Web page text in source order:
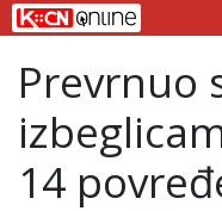
Prevrnuo
14